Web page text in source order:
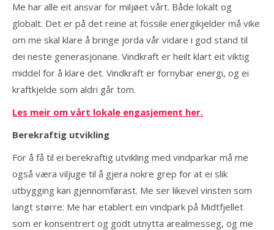
Me har alle eit ansvar for miljøet vårt. Både lokalt og
globalt. Det er på det reine at fossile energikjelder må vike
om me skal klare å bringe jorda vår vidare i god stand til
dei neste generasjonane. Vindkraft er heilt klart eit viktig
middel for å klare det. Vindkraft er fornybar energi, og ei
kraftkjelde som aldri går tom.
Les meir om vårt lokale engasjement her.
Berekraftig utvikling
For å få til ei berekraftig utvikling med vindparkar må me
også væra viljuge til å gjera nokre grep for at ei slik
utbygging kan gjennomførast. Me ser likevel vinsten som
langt større: Me har etablert ein vindpark på Midtfjellet
som er konsentrert og godt utnytta arealmesseg, og me